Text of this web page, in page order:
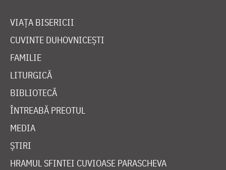
VIAȚA BISERICII
CUVINTE DUHOVNICEȘTI
FAMILIE
LITURGICĂ
BIBLIOTECĂ
ÎNTREABĂ PREOTUL
MEDIA
ȘTIRI
HRAMUL SFINTEI CUVIOASE PARASCHEVA